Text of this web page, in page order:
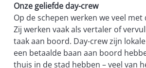
Onze geliefde day-crew
Op de schepen werken we veel met
Zij werken vaak als vertaler of
taak aan boord. Day-crew zijn
een betaalde baan aan boord
thuis in de stad hebben – veel van